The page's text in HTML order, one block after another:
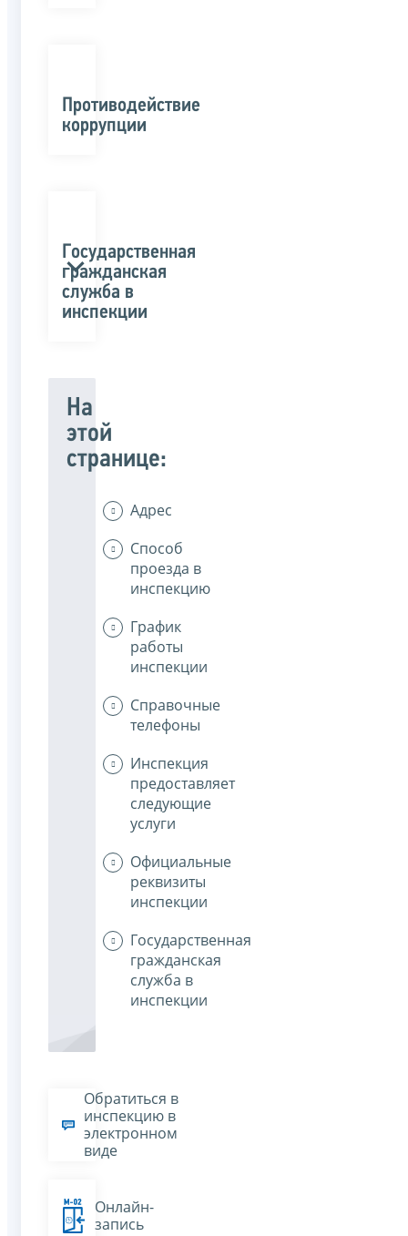
Противодействие
коррупции
Государственная
гражданская
служба в
инспекции
На
этой
странице:
Адрес
Способ
проезда в
инспекцию
График
работы
инспекции
Справочные
телефоны
Инспекция
предоставляет
следующие
услуги
Официальные
реквизиты
инспекции
Государственная
гражданская
служба в
инспекции
Обратиться в
инспекцию в
электронном
виде
Онлайн-
запись